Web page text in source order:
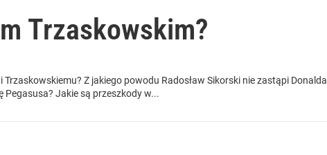
Trzaskowskim?
Z jakiego powodu Radosław Sikorski nie zastąpi Donalda
Pegasusa? Jakie są przeszkody w...